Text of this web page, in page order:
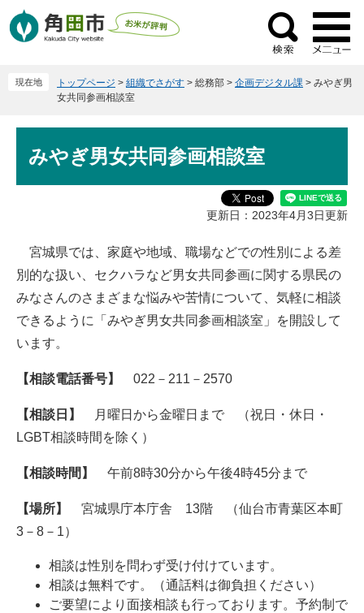
ー
ニ
検
索
現在地 トップページ > 組織でさがす > 総務部 > 企画デジタル課 > みやぎ男
女共同参画相談室
みやぎ男女共同参画相談室
更新日：2023年4月3日更新
宮城県では、家庭や地域、職場などでの性別による差
別的な扱い、セクハラなど男女共同参画に関する県民の
みなさんのさまざまな悩みや苦情について、気軽に相談
できるように「みやぎ男女共同参画相談室」を開設して
います。
【相談電話番号】 022－211－2570
【相談日】
月曜日から金曜日まで （祝日・休日・
LGBT相談時間を除く）
【相談時間】 午前8時30分から午後4時45分まで
【場所】
宮城県庁本庁舎 13階 （仙台市青葉区本町
3－8－1）
相談は性別を問わず受け付けています。
相談は無料です。（通話料は御負担ください）
ご要望により面接相談も行っております。予約制で